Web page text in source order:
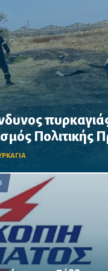
Πολιτικής
Προστασίας λόγω πολύ
Απαγορεύονται η χρήση